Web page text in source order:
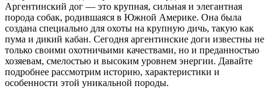
Аргентинский дог — это крупная, сильная и элегантная
порода собак, родившаяся в Южной Америке. Она была
создана специально для охоты на крупную дичь, такую как
пума и дикий кабан. Сегодня аргентинские доги известны не
только своими охотничьими качествами, но и преданностью
хозяевам, смелостью и высоким уровнем энергии. Давайте
подробнее рассмотрим историю, характеристики и
особенности этой уникальной породы.